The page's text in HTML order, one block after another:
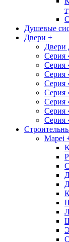
Душевые
Двери +
Двери
Серия
Серия
Серия
Серия
Серия
Серия
Серия
Серия
Mapei